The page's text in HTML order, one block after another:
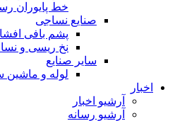
خط پایوران
صنایع نساجی
پشم بافی
نخ ریسی و
سایر صنایع
لوله و ماشین
اخبار
آرشیو اخبار
آرشیو رسانه